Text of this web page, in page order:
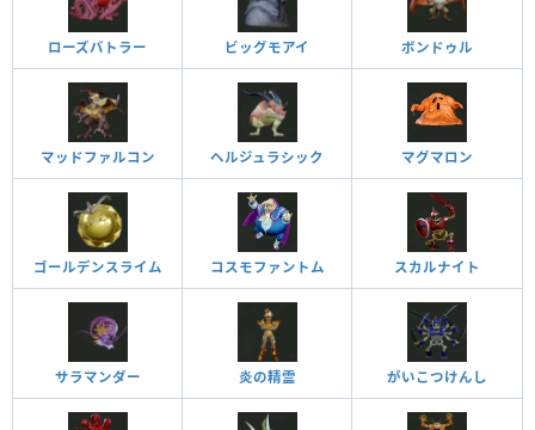
ローズバトラー ビッグモアイ ボンドゥル
マッドファルコン ヘルジュラシック マグマロン
ゴールデンスライム コスモファントム スカルナイト
サラマンダー 炎の精霊 がいこつけんし